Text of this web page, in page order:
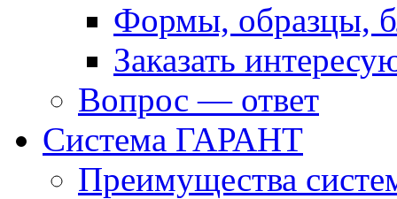
Формы, образцы,
Заказать
Вопрос — ответ
Система ГАРАНТ
Преимущества